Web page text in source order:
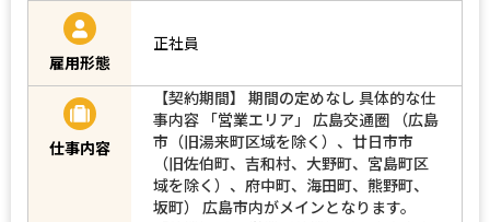
雇用形態
正社員
仕事内容
【契約期間】 期間の定めなし 具体的な仕
事内容 「営業エリア」 広島交通圏 （広島
市（旧湯来町区域を除く）、廿日市市
（旧佐伯町、吉和村、大野町、宮島町区
域を除く）、府中町、海田町、熊野町、
坂町） 広島市内がメインとなります。